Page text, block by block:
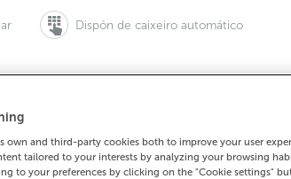
Dispón de caixeiro automático
pedir cita:
815 200 986866158
own and third-party cookies both to improve your user
tailored to your interests by analyzing your browsing
to your preferences by clicking on the "Cookie settings"